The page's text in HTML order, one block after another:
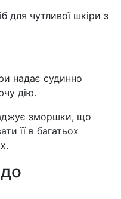
для чутливої шкіри з
надає судинно
дію.
зморшки, що
її в багатьох